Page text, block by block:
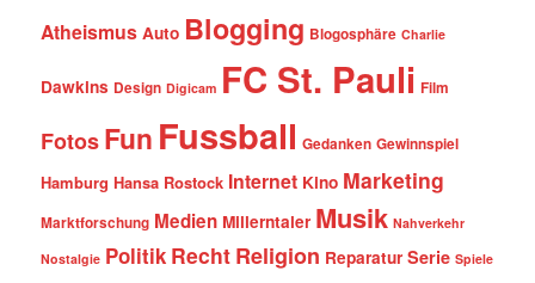
Atheismus Auto Blogging Blogosphäre Charlie
Dawkins Design Digicam FC St. Pauli Film
FotosFun Fussball Gedanken Gewinnspiel
Hamburg Hansa Rostock Internet Kino Marketing
Marktforschung Medien Millerntaler Musik Nahverkehr
Nostalgie Politik Recht Religion Reparatur Serie Spiele